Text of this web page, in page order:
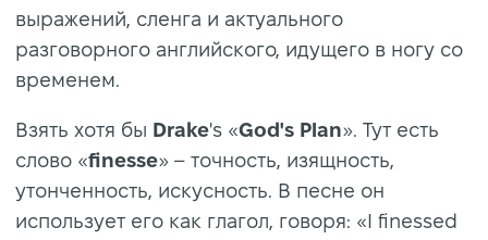
выражений, сленга и актуального
разговорного английского, идущего в ногу со
временем.
Взять хотя бы Drake's «God's Plan». Тут есть
слово «finesse» – точность, изящность,
утонченность, искусность. В песне он
использует его как глагол, говоря: «I finessed